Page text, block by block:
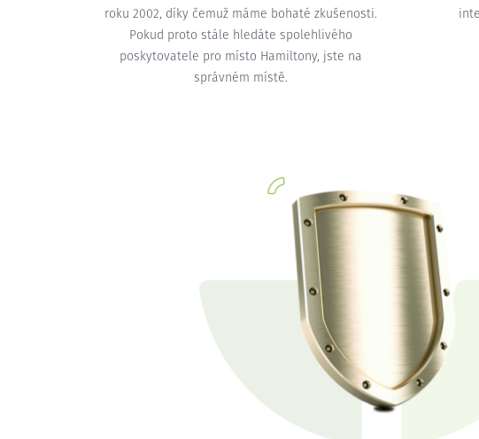
roku 2002, díky čemuž máme bohaté zkušenosti.
Pokud proto stále hledáte spolehlivého
poskytovatele pro místo Hamiltony, jste na
správném místě.